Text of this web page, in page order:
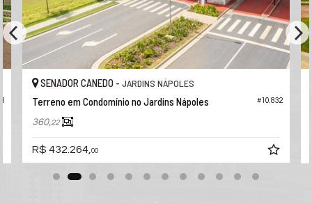
#10.832
SENADOR CANEDO -JARDINS NÁPOLES
Terreno em Condomínio no Jardins Nápoles
360,22
R$ 432.264,00